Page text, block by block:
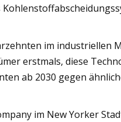
im industriellen
erstmals, diese
ab 2030 gegen
im New Yorker